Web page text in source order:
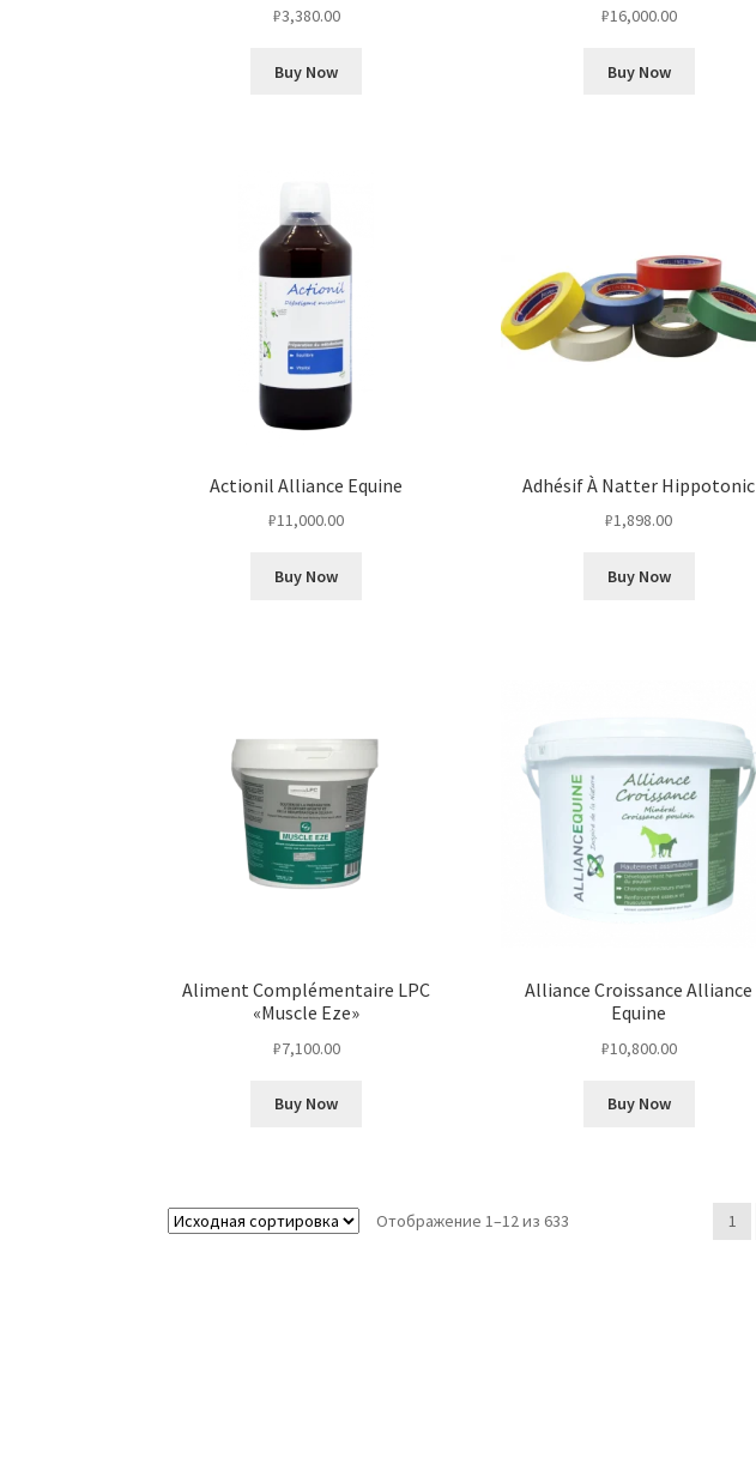
₽3,380.00
Buy Now
₽16,000.00
Buy Now
Actionil Alliance Equine
₽11,000.00
Buy Now
Adhésif À Natter Hippotonic
₽1,898.00
Buy Now
Aliment Complémentaire LPC
«Muscle Eze»
₽7,100.00
Buy Now
Alliance Croissance Alliance
Equine
₽10,800.00
Buy Now
Отображение 1–12 из 633 1